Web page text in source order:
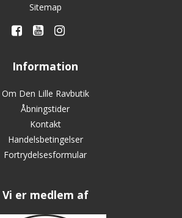
Sitemap
Information
Om Den Lille Ravbutik
Åbningstider
Kontakt
Handelsbetingelser
Fortrydelsesformular
Vi er medlem af